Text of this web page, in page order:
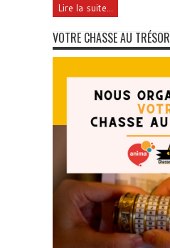
Lire la suite...
VOTRE CHASSE AU TRÉSOR